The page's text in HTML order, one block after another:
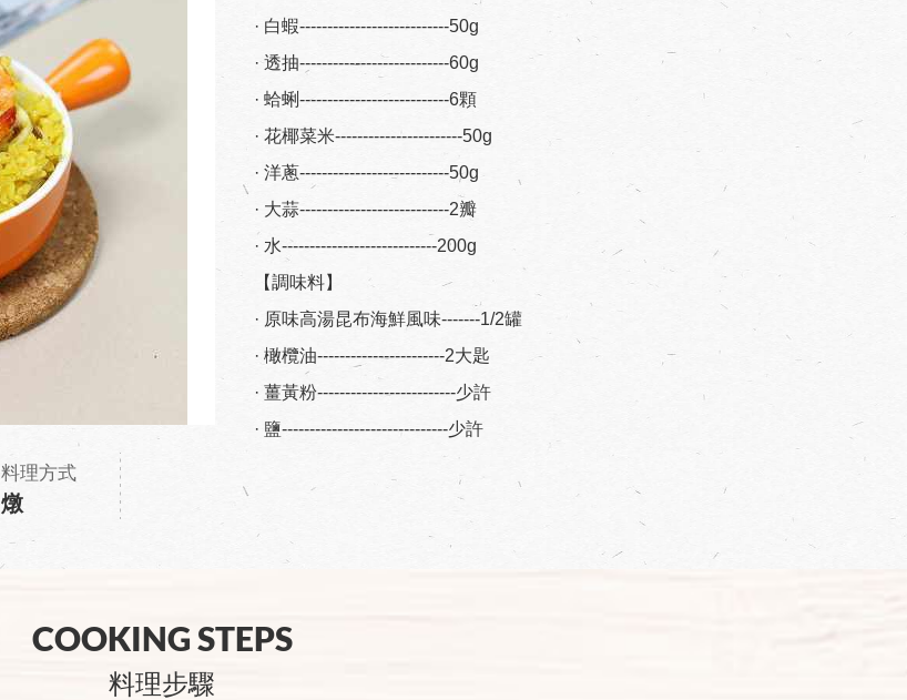
料理方式
燉
· 白蝦---------------------------50g
· 透抽---------------------------60g
· 蛤蜊---------------------------6顆
· 花椰菜米-----------------------50g
· 洋蔥---------------------------50g
· 大蒜---------------------------2瓣
· 水----------------------------200g
【調味料】
· 原味高湯昆布海鮮風味-------1/2罐
· 橄欖油-----------------------2大匙
· 薑黃粉-------------------------少許
· 鹽------------------------------少許
COOKING STEPS
料理步驟